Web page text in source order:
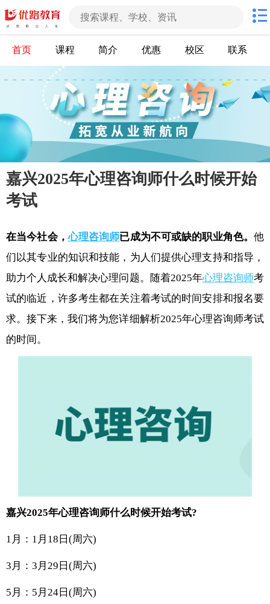
首页 课程 简介 优惠 校区 联系
嘉兴2025年心理咨询师什么时候开始
考试
在当今社会，心理咨询师已成为不可或缺的职业角色。 他
们以其专业的知识和技能，为人们提供心理支持和指导，
助力个人成长和解决心理问题。随着2025年心理咨询师考
试的临近，许多考生都在关注着考试的时间安排和报名要
求。接下来，我们将为您详细解析2025年心理咨询师考试
的时间。
嘉兴2025年心理咨询师什么时候开始考试?
1月：1月18日(周六)
3月：3月29日(周六)
5月：5月24日(周六)